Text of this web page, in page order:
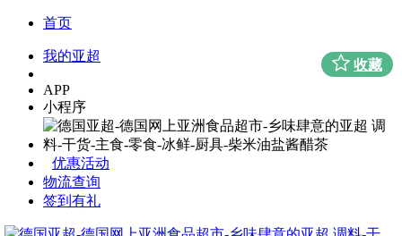
首页
我的亚超
APP
小程序
优惠活动
物流查询
签到有礼
收藏